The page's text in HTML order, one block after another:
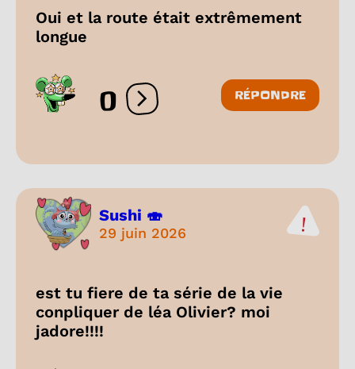
Oui et la route était extrêmement
longue
0 Ouvrir les réactions
RÉPONDRE
Sushi 🍣
29 juin 2026
est tu fiere de ta série de la vie
conpliquer de léa Olivier? moi
jadore!!!!